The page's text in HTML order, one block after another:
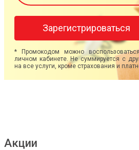
Зарегистрироваться
* Промокодом можно
личном кабинете. Не суммируется с
на все услуги, кроме страхования и
Акции